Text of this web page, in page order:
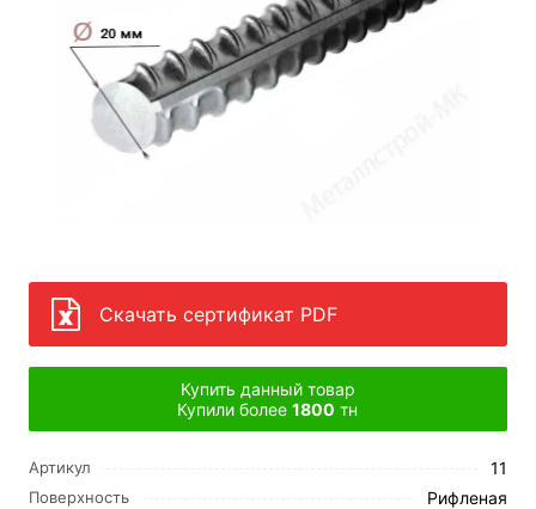
Скачать сертификат PDF
Купить данный товар
Купили более1800 тн
Артикул 11
Поверхность Рифленая